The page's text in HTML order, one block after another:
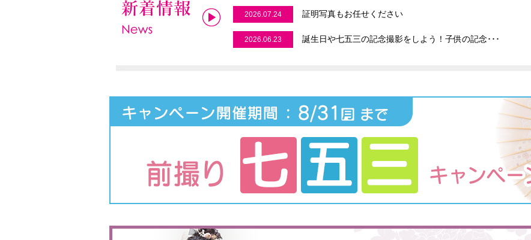
2026.07.24 証明写真もお任せください
2026.06.23 誕生日や七五三の記念撮影をしよう！子供の記念･･･